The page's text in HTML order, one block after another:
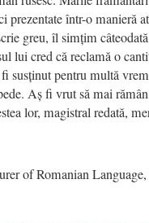
prezentate într-o manieră
greu, îl simțim
lui cred că reclamă o
susținut pentru multă
Aș fi vrut să mai
lor, magistral redată,
of Romanian